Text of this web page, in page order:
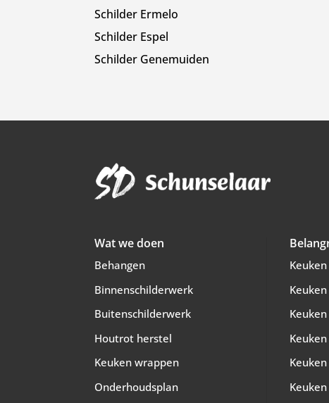
Schilder Ermelo
Schilder Espel
Schilder Genemuiden
Wat we doen
Behangen
Binnenschilderwerk
Buitenschilderwerk
Houtrot herstel
Keuken wrappen
Onderhoudsplan